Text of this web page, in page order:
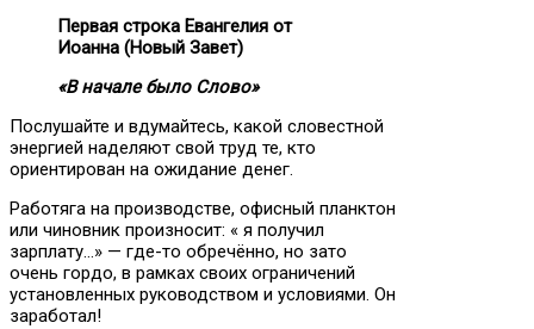
Первая строка Евангелия от
Иоанна (Новый Завет)
«В начале было Слово»
Послушайте и вдумайтесь, какой словестной
энергией наделяют свой труд те, кто
ориентирован на ожидание денег.
Работяга на производстве, офисный планктон
или чиновник произносит: « я получил
зарплату…» — где-то обречённо, но зато
очень гордо, в рамках своих ограничений
установленных руководством и условиями. Он
заработал!